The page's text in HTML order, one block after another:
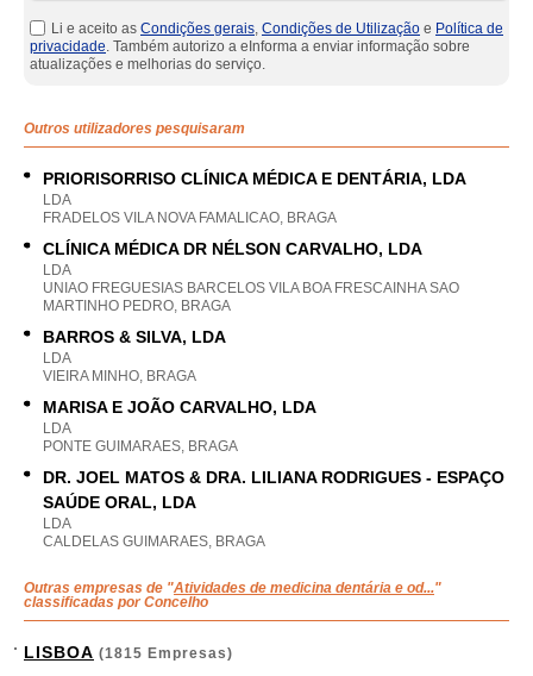
Li e aceito as Condições gerais, Condições de Utilização e Política de
privacidade. Também autorizo a eInforma a enviar informação sobre
atualizações e melhorias do serviço.
Outros utilizadores pesquisaram
PRIORISORRISO CLÍNICA MÉDICA E DENTÁRIA, LDA
LDA
FRADELOS VILA NOVA FAMALICAO, BRAGA
CLÍNICA MÉDICA DR NÉLSON CARVALHO, LDA
LDA
UNIAO FREGUESIAS BARCELOS VILA BOA FRESCAINHA SAO
MARTINHO PEDRO, BRAGA
BARROS & SILVA, LDA
LDA
VIEIRA MINHO, BRAGA
MARISA E JOÃO CARVALHO, LDA
LDA
PONTE GUIMARAES, BRAGA
DR. JOEL MATOS & DRA. LILIANA RODRIGUES - ESPAÇO
SAÚDE ORAL, LDA
LDA
CALDELAS GUIMARAES, BRAGA
Outras empresas de "Atividades de medicina dentária e od..."
classificadas por Concelho
LISBOA (1815 Empresas)